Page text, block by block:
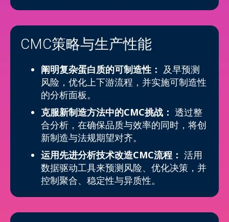
CMC策略与生产性能
阐明复杂蛋白质的可制造性： 及早预测
风险，优化上下游流程，并实施可制造性
的分析面板。
克服新制造方法中的CMC挑战： 透过整
合分析，在确保品质与效率的同时，将创
新制造与法规期望对齐。
运用先进分析技术改造CMC流程： 活用
数据驱动工具来预测风险、优化决策，并
控制聚合、稳定性与异质性。